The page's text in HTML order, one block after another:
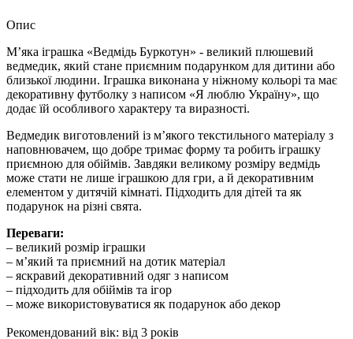
Опис
М’яка іграшка «Ведмідь Буркотун» - великий плюшевий
ведмедик, який стане приємним подарунком для дитини або
близької людини. Іграшка виконана у ніжному кольорі та має
декоративну футболку з написом «Я люблю Україну», що
додає їй особливого характеру та виразності.
Ведмедик виготовлений із м’якого текстильного матеріалу з
наповнювачем, що добре тримає форму та робить іграшку
приємною для обіймів. Завдяки великому розміру ведмідь
може стати не лише іграшкою для гри, а й декоративним
елементом у дитячій кімнаті. Підходить для дітей та як
подарунок на різні свята.
Переваги:
– великий розмір іграшки
– м’який та приємний на дотик матеріал
– яскравий декоративний одяг з написом
– підходить для обіймів та ігор
– може використовуватися як подарунок або декор
Рекомендований вік: від 3 років